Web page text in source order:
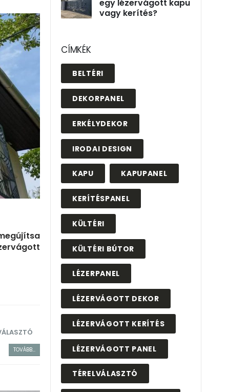
TOVÁBB...
egy lézervágott kapu
vagy kerítés?
CÍMKÉK
BELTÉRI
DEKORPANEL
ERKÉLYDEKOR
IRODAI DESIGN
KAPU KAPUPANEL
KERÍTÉSPANEL
KÜLTÉRI
KÜLTÉRI BÚTOR
LÉZERPANEL
LÉZERVÁGOTT DEKOR
LÉZERVÁGOTT KERÍTÉS
LÉZERVÁGOTT PANEL
TÉRELVÁLASZTÓ